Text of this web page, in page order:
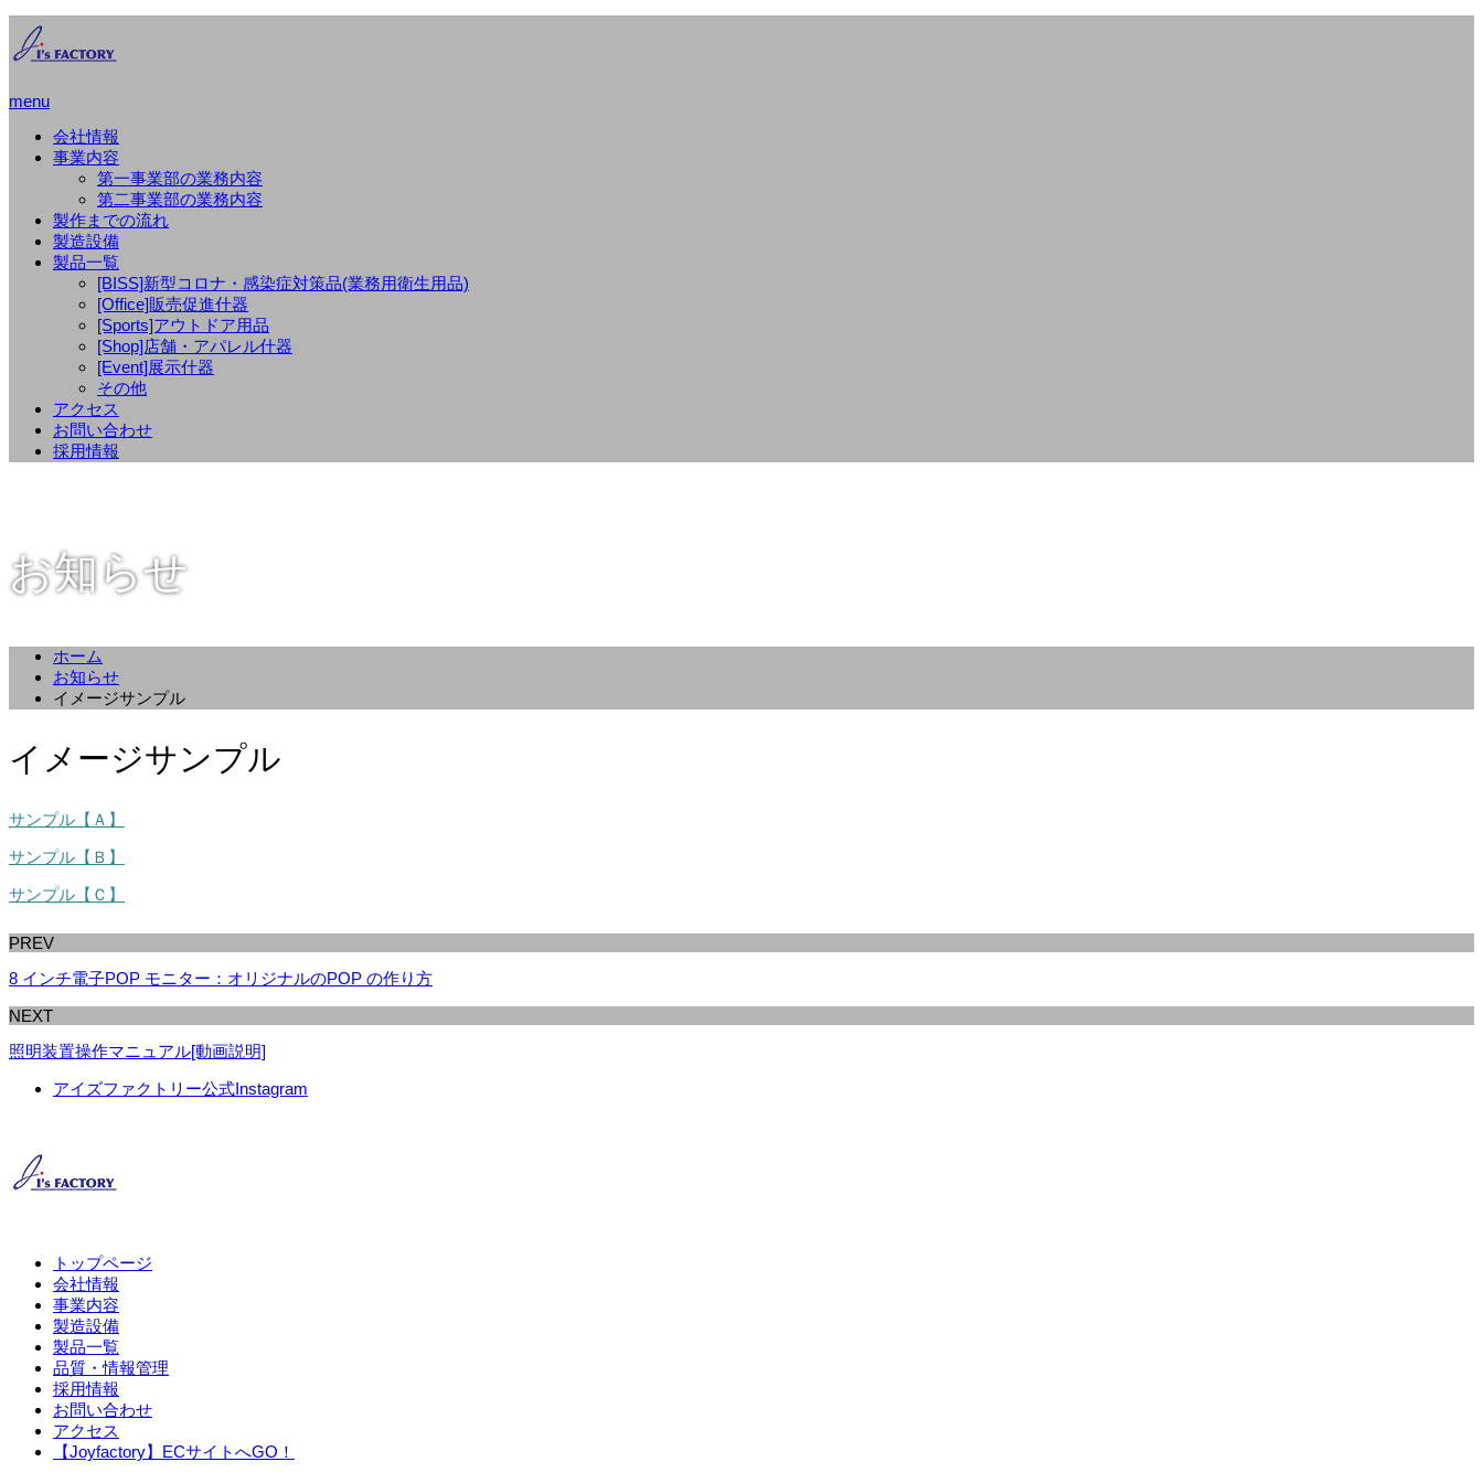
menu
会社情報
事業内容
第一事業部の業務内容
第二事業部の業務内容
製作までの流れ
製造設備
製品一覧
[BISS]新型コロナ・感染症対策品(業務用衛生用品)
[Office]販売促進什器
[Sports]アウトドア用品
[Shop]店舗・アパレル什器
[Event]展示什器
その他
アクセス
お問い合わせ
採用情報
お知らせ
ホーム
お知らせ
イメージサンプル
イメージサンプル
サンプル【Ａ】
サンプル【Ｂ】
サンプル【Ｃ】
PREV
8 インチ電子POP モニター：オリジナルのPOP の作り方
NEXT
照明装置操作マニュアル[動画説明]
アイズファクトリー公式Instagram
トップページ
会社情報
事業内容
製造設備
製品一覧
品質・情報管理
採用情報
お問い合わせ
アクセス
【Joyfactory】ECサイトへGO！